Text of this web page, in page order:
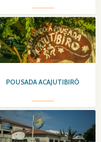
POUSADA ACAJUTIBIRÓ